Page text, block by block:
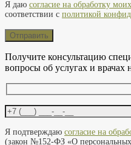
Я даю согласие на обработку
соответствии с политикой
Получите консультацию
вопросы об услугах и
Я подтверждаю согласие на
(закон №152-ФЗ «О